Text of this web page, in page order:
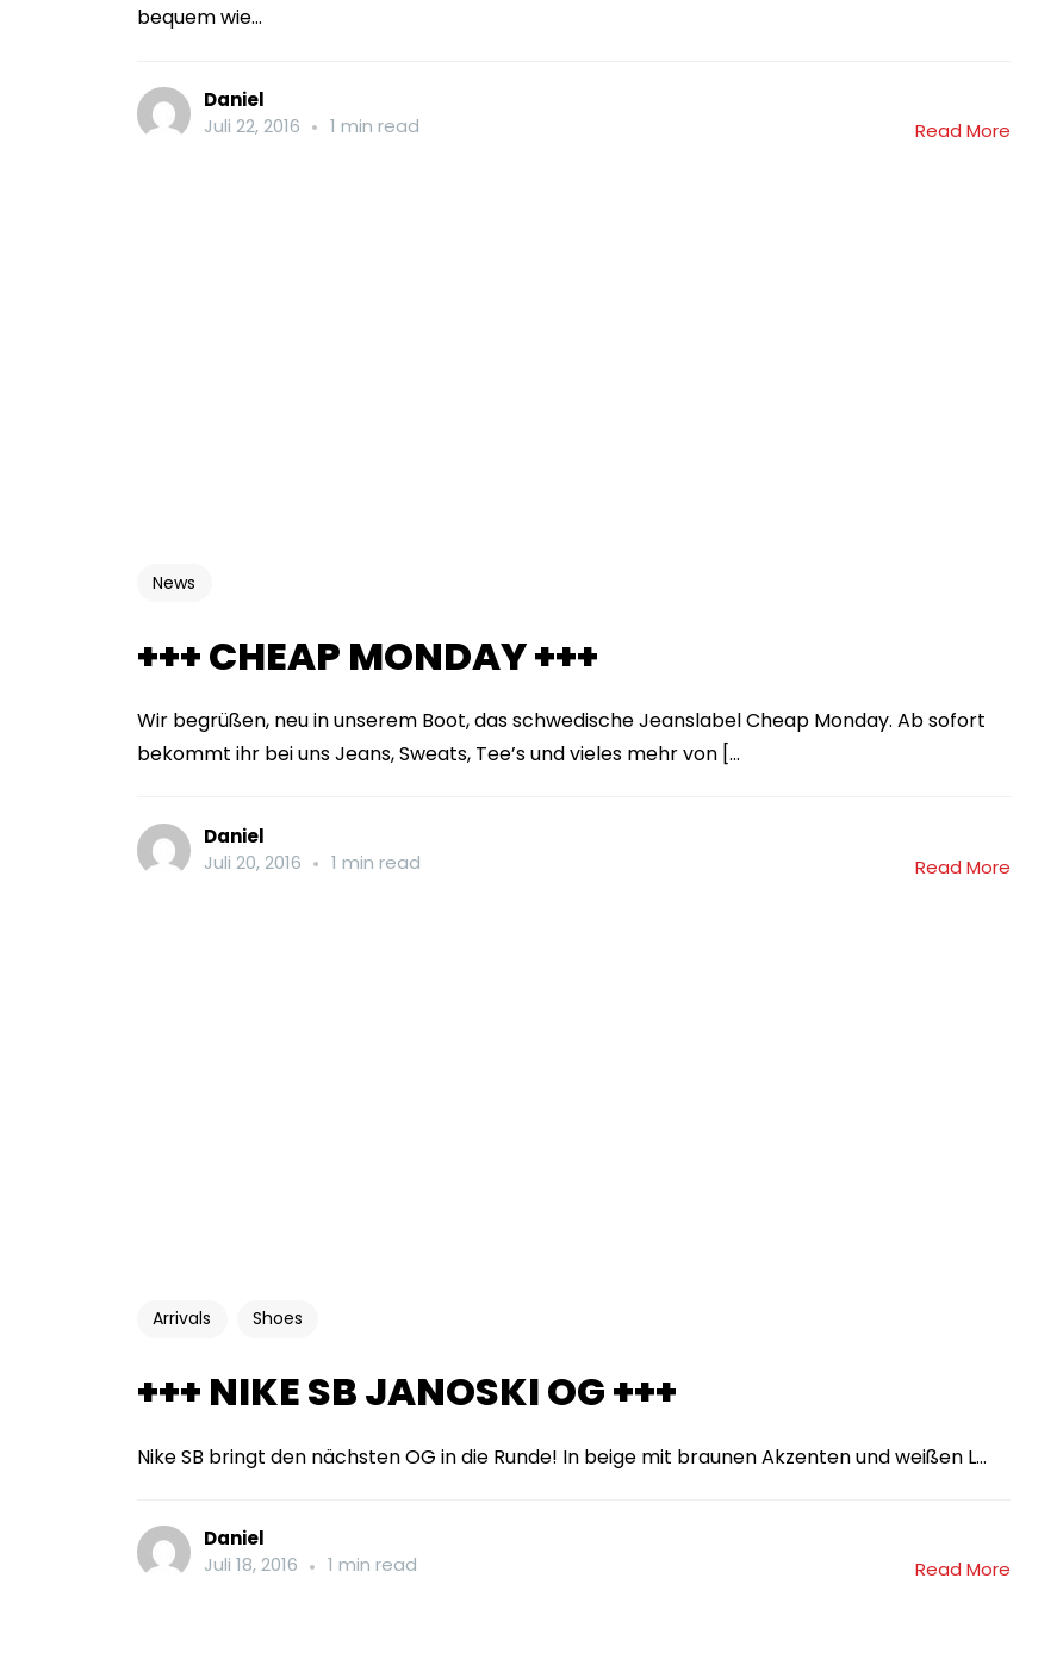
bequem wie...
Daniel
Juli 22, 2016
1 min read Read More
News
+++ CHEAP MONDAY +++
Wir begrüßen, neu in unserem Boot, das schwedische Jeanslabel Cheap Monday. Ab sofort
bekommt ihr bei uns Jeans, Sweats, Tee’s und vieles mehr von [...
Daniel
Juli 20, 2016
1 min read Read More
Arrivals Shoes
+++ NIKE SB JANOSKI OG +++
Nike SB bringt den nächsten OG in die Runde! In beige mit braunen Akzenten und weißen L...
Daniel
Juli 18, 2016
1 min read Read More